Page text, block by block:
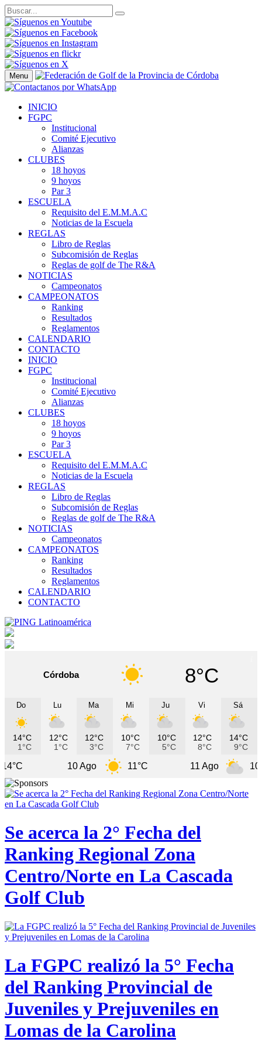
Menu
INICIO
FGPC
Institucional
Comité Ejecutivo
Alianzas
CLUBES
18 hoyos
9 hoyos
Par 3
ESCUELA
Requisito del E.M.M.A.C
Noticias de la Escuela
REGLAS
Libro de Reglas
Subcomisión de Reglas
Reglas de golf de The R&A
NOTICIAS
Campeonatos
CAMPEONATOS
Ranking
Resultados
Reglamentos
CALENDARIO
CONTACTO
INICIO
FGPC
Institucional
Comité Ejecutivo
Alianzas
CLUBES
18 hoyos
9 hoyos
Par 3
ESCUELA
Requisito del E.M.M.A.C
Noticias de la Escuela
REGLAS
Libro de Reglas
Subcomisión de Reglas
Reglas de golf de The R&A
NOTICIAS
Campeonatos
CAMPEONATOS
Ranking
Resultados
Reglamentos
CALENDARIO
CONTACTO
Córdoba 8°C
Do
14°C
1°C
Lu
12°C
1°C
Ma
12°C
3°C
Mi
10°C
7°C
Ju
10°C
5°C
Vi
12°C
8°C
Sá
14°C
9°C
11°C 10°C
Se acerca la 2° Fecha del
Ranking Regional Zona
Centro/Norte en La Cascada
Golf Club
La FGPC realizó la 5° Fecha
del Ranking Provincial de
Juveniles y Prejuveniles en
Lomas de la Carolina